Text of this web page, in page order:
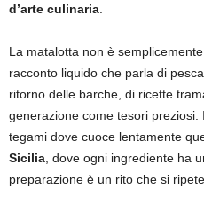
d’arte culinaria
La matalotta non è
racconto liquido che parla di
ritorno delle barche, di ricette
generazione come tesori
tegami dove cuoce lentamente
Sicilia , dove ogni ingrediente ha
preparazione è un rito che si